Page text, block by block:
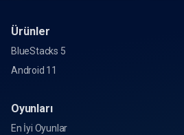
Ürünler
BlueStacks 5
Android 11
Oyunları
En İyi Oyunlar